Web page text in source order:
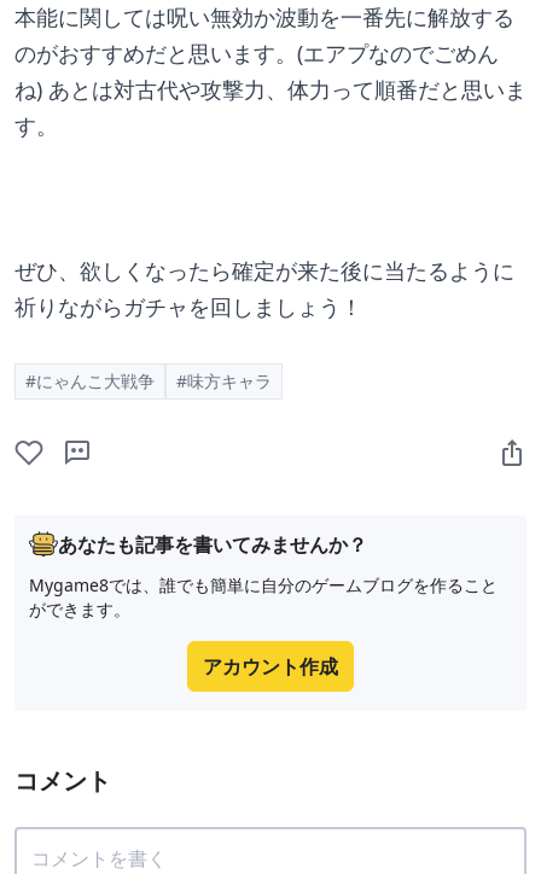
本能に関しては呪い無効か波動を一番先に解放する
のがおすすめだと思います。(エアプなのでごめん
ね) あとは対古代や攻撃力、体力って順番だと思いま
す。
ぜひ、欲しくなったら確定が来た後に当たるように
祈りながらガチャを回しましょう！
#にゃんこ大戦争 #味方キャラ
あなたも記事を書いてみませんか？
Mygame8では、誰でも簡単に自分のゲームブログを作ること
ができます。
アカウント作成
コメント